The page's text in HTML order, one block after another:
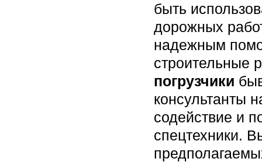
быть
дорожных
надежным
строительные
погрузчики
консультанты
содействие и
спецтехники.